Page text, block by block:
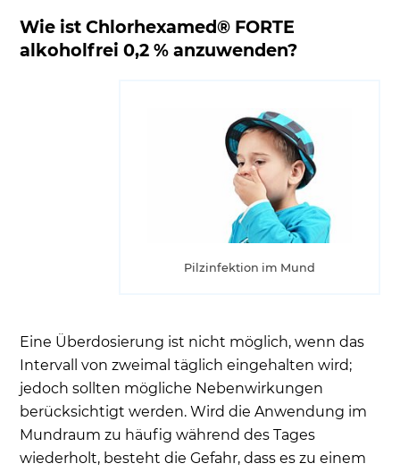
Wie ist Chlorhexamed® FORTE
alkoholfrei 0,2 % anzuwenden?
Pilzinfektion im Mund
Eine Überdosierung ist nicht möglich, wenn das
Intervall von zweimal täglich eingehalten wird;
jedoch sollten mögliche Nebenwirkungen
berücksichtigt werden. Wird die Anwendung im
Mundraum zu häufig während des Tages
wiederholt, besteht die Gefahr, dass es zu einem